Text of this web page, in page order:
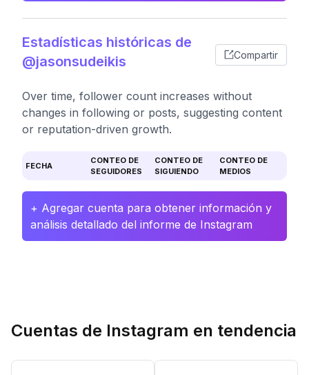
Estadísticas históricas de
@jasonsudeikis
Compartir
Over time, follower count increases without
changes in following or posts, suggesting content
or reputation-driven growth.
FECHA
CONTEO DE
SEGUIDORES
CONTEO DE
SIGUIENDO
CONTEO DE
MEDIOS
+ Agregar cuenta para obtener información y
análisis detallado del informe de Instagram
Cuentas de Instagram en tendencia